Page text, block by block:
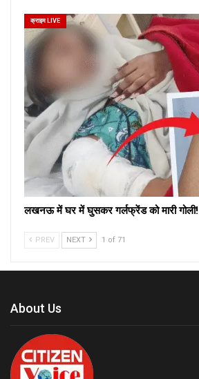
क्राइम LIVE
लखनऊ में घर में घुसकर गर्लफ्रेंड को मारी गोली!
PREV NEXT 1 of 71
About Us